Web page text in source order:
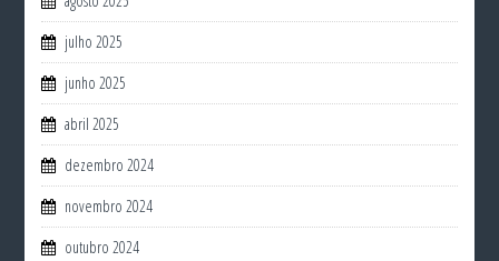
julho 2025
junho 2025
abril 2025
dezembro 2024
novembro 2024
outubro 2024